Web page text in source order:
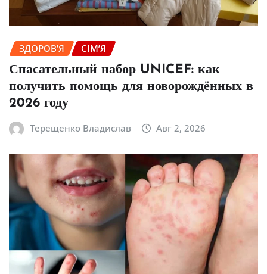
ЗДОРОВ’Я СІМ’Я
Спасательный набор UNICEF: как
получить помощь для новорождённых в
2026 году
Терещенко Владислав Авг 2, 2026